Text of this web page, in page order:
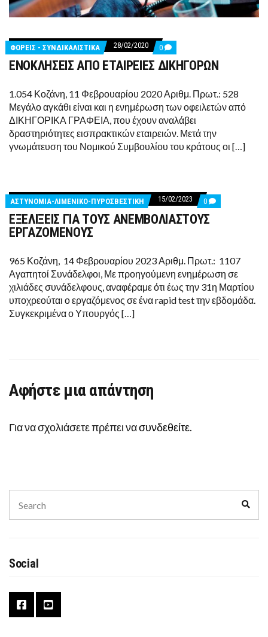
ΦΟΡΕΙΣ - ΣΥΝΔΙΚΑΛΙΣΤΙΚΑ 28/02/2020 0 COMMENTS
ON
ΕΝΟΚΛΗΣΕΙΣ
ΔΙΚΗΓΟΡΩΝ
ΕΝΟΚΛΗΣΕΙΣ ΑΠΟ ΕΤΑΙΡΕΙΕΣ ΔΙΚΗΓΟΡΩΝ
1.054 Κοζάνη, 11 Φεβρουαρίου 2020 Αριθμ. Πρωτ.: 528
Μεγάλο αγκάθι είναι και η ενημέρωση των οφειλετών από
ΔΙΚΗΓΟΡΙΚΑ ΓΡΑΦΕΙΑ, που έχουν αναλάβει
δραστηριότητες εισπρακτικών εταιρειών. Μετά την
γνωμάτευση του Νομικού Συμβουλίου του κράτους οι […]
ΑΣΤΥΝΟΜΙΑ-ΛΙΜΕΝΙΚΟ-ΠΥΡΟΣΒΕΣΤΙΚΗ 15/02/2023 0 COMMENTS
ON
ΕΞΕΛΙΞΕΙΣ
ΕΞΕΛΙΞΕΙΣ ΓΙΑ ΤΟΥΣ ΑΝΕΜΒΟΛΙΑΣΤΟΥΣ
ΕΡΓΑΖΟΜΕΝΟΥΣ
965 Κοζάνη, 14 Φεβρουαρίου 2023 Αριθμ. Πρωτ.: 1107
Αγαπητοί Συνάδελφοι, Με προηγούμενη ενημέρωση σε
χιλιάδες συνάδελφους, αναφέραμε ότι έως την 31η Μαρτίου
υποχρεούται ο εργαζόμενος σε ένα rapid test την εβδομάδα.
Συγκεκριμένα ο Υπουργός […]
Αφήστε μια απάντηση
Για να σχολιάσετε πρέπει νασυνδεθείτε.
for:
Social